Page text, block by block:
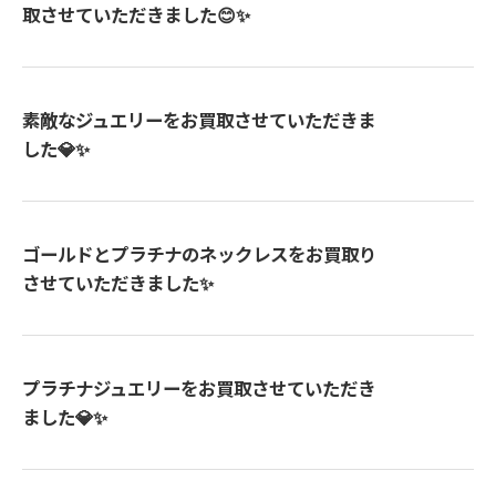
取させていただきました😊✨
素敵なジュエリーをお買取させていただきま
した💎✨
ゴールドとプラチナのネックレスをお買取り
させていただきました✨
プラチナジュエリーをお買取させていただき
ました💎✨